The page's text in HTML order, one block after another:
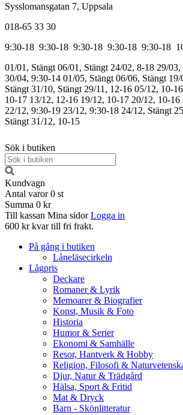
Sysslomansgatan 7, Uppsala
018-65 33 30
9:30-18 9:30-18 9:30-18 9:30-18 9:30-18
01/01, Stängt 06/01, Stängt 24/02, 8-18 29/03,
30/04, 9:30-14 01/05, Stängt 06/06, Stängt 19/
Stängt 31/10, Stängt 29/11, 12-16 05/12, 10-16
10-17 13/12, 12-16 19/12, 10-17 20/12, 10-16
22/12, 9:30-19 23/12, 9:30-18 24/12, Stängt
Stängt 31/12, 10-15
Sök i butiken
Kundvagn
Antal varor 0 st
Summa 0 kr
Till kassan Mina sidor Logga in
600 kr kvar till fri frakt.
På gång i butiken
Låneläsecirkeln
Lågpris
Deckare
Romaner & Lyrik
Memoarer & Biografier
Konst, Musik & Foto
Historia
Humor & Serier
Ekonomi & Samhälle
Resor, Hantverk & Hobby
Religion, Filosofi &
Djur, Natur & Trädgård
Hälsa, Sport & Fritid
Mat & Dryck
Barn - Skönlitteratur